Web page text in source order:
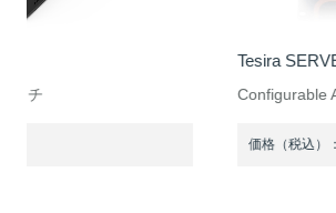
Configurable Audio DSP(AVB搭載モデル)
オープンプライス